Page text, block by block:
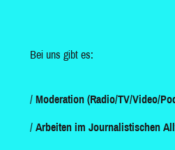
Bei uns gibt es:
Moderation (Radio/TV/Video/
Arbeiten im Journalistischen